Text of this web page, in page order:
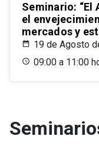
Seminario: “El
el
mercados y
19 de Agosto
09:00 a 11:00